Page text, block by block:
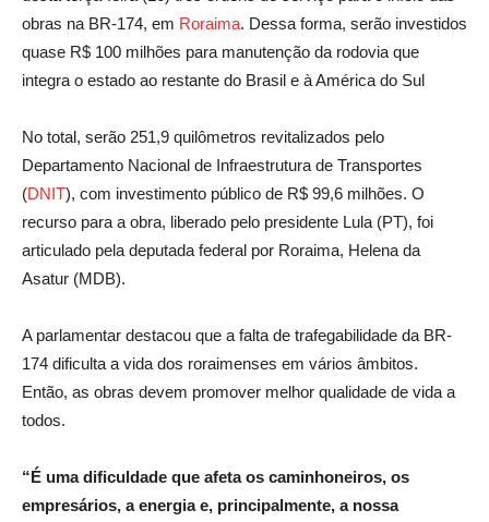
obras na BR-174, em Roraima. Dessa forma, serão investidos
quase R$ 100 milhões para manutenção da rodovia que
integra o estado ao restante do Brasil e à América do Sul
No total, serão 251,9 quilômetros revitalizados pelo
Departamento Nacional de Infraestrutura de Transportes
(DNIT), com investimento público de R$ 99,6 milhões. O
recurso para a obra, liberado pelo presidente Lula (PT), foi
articulado pela deputada federal por Roraima, Helena da
Asatur (MDB).
A parlamentar destacou que a falta de trafegabilidade da BR-
174 dificulta a vida dos roraimenses em vários âmbitos.
Então, as obras devem promover melhor qualidade de vida a
todos.
“É uma dificuldade que afeta os caminhoneiros, os
empresários, a energia e, principalmente, a nossa